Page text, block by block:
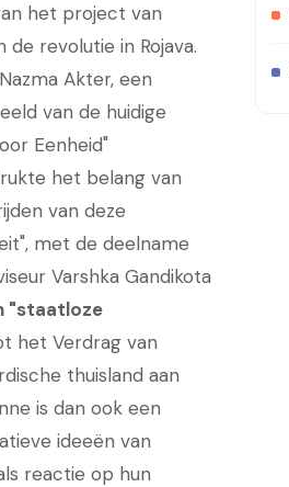
het project van
revolutie in Rojava.
Akter, een
van de huidige
Eenheid"
het belang van
van deze
met de deelname
Varshka Gandikota
"staatloze
het Verdrag van
thuisland aan
is dan ook een
ideeën van
reactie op hun